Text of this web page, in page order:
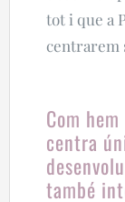
tot i que a
centrarem
Com
centra
també